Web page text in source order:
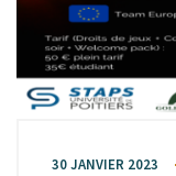
30 JANVIER 2023